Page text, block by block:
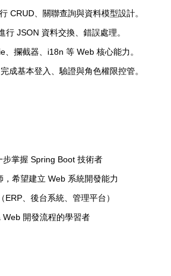
CRUD、關聯查詢與資料模型設計。
行 JSON 資料交換、錯誤處理。
、攔截器、 i18n 等 Web 核心能力。
完成基本登入、驗證與角色權限控管。
步掌握 Spring Boot 技術者
，希望建立 Web 系統開發能力
ERP、後台系統、管理平台）
Web 開發流程的學習者